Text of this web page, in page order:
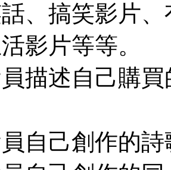
、搞笑影片
影片等等。
描述自己購
自己創作的